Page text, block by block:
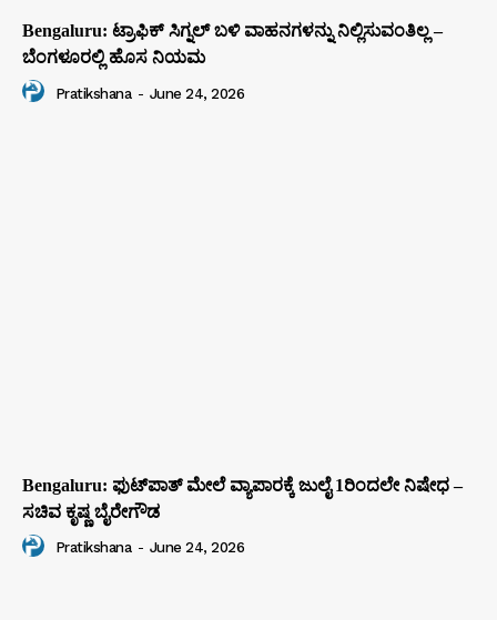
Bengaluru: ಟ್ರಾಫಿಕ್‌ ಸಿಗ್ನಲ್‌ ಬಳಿ ವಾಹನಗಳನ್ನು ನಿಲ್ಲಿಸುವಂತಿಲ್ಲ –
ಬೆಂಗಳೂರಲ್ಲಿ ಹೊಸ ನಿಯಮ
Pratikshana - June 24, 2026
Bengaluru: ಫುಟ್‌ಪಾತ್‌ ಮೇಲೆ ವ್ಯಾಪಾರಕ್ಕೆ ಜುಲೈ 1ರಿಂದಲೇ ನಿಷೇಧ –
ಸಚಿವ ಕೃಷ್ಣ ಬೈರೇಗೌಡ
Pratikshana - June 24, 2026